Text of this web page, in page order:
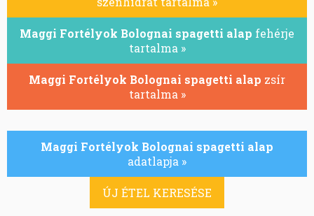
Maggi Fortélyok Bolognai spagetti alap fehérje
tartalma »
Maggi Fortélyok Bolognai spagetti alap zsír
tartalma »
Maggi Fortélyok Bolognai spagetti alap
adatlapja »
ÚJ ÉTEL KERESÉSE